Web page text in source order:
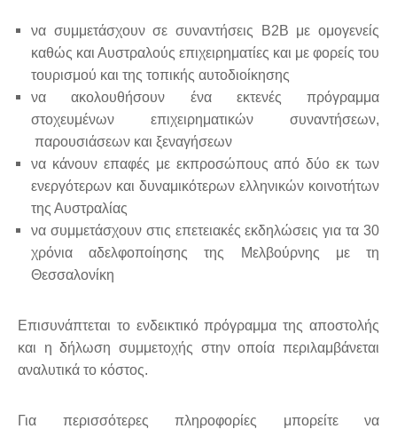
να συμμετάσχουν σε συναντήσεις Β2Β με ομογενείς
καθώς και Αυστραλούς επιχειρηματίες και με φορείς του
τουρισμού και της τοπικής αυτοδιοίκησης
να ακολουθήσουν ένα εκτενές πρόγραμμα
στοχευμένων επιχειρηματικών συναντήσεων,
παρουσιάσεων και ξεναγήσεων
να κάνουν επαφές με εκπροσώπους από δύο εκ των
ενεργότερων και δυναμικότερων ελληνικών κοινοτήτων
της Αυστραλίας
να συμμετάσχουν στις επετειακές εκδηλώσεις για τα 30
χρόνια αδελφοποίησης της Μελβούρνης με τη
Θεσσαλονίκη
Επισυνάπτεται το ενδεικτικό πρόγραμμα της αποστολής
και η δήλωση συμμετοχής στην οποία περιλαμβάνεται
αναλυτικά το κόστος.
Για περισσότερες πληροφορίες μπορείτε να